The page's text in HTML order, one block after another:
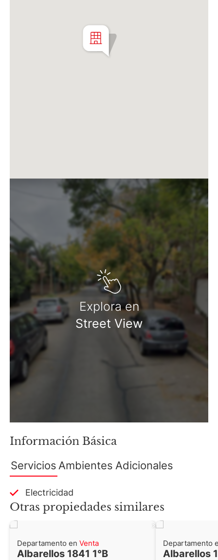
Explora en
Street View
Información Básica
Servicios Ambientes Adicionales
Electricidad
Otras propiedades similares
Departamento en Venta
Albarellos 1841 1°B
Departamento
Albarellos